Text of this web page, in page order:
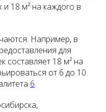
и 18 м² на каждого в
Например, в
для
составляет 18 м² на
от 6 до 10
6.